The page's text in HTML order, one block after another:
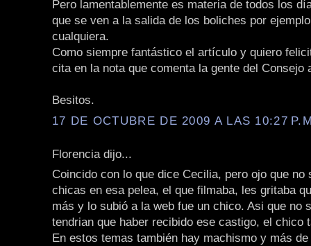
Pero lamentablemente es materia de todos los
que se ven a la salida de los boliches por
cualquiera.
Como siempre fantástico el artículo y quiero
cita en la nota que comenta la gente del Consejo
Besitos.
17 DE OCTUBRE DE 2009 A LAS 10:27
Florencia dijo...
Coincido con lo que dice Cecilia, pero ojo que no
chicas en esa pelea, el que filmaba, les gritaba
más y lo subió a la web fue un chico. Asi que no
tendrian que haber recibido ese castigo, el chico
En estos temas también hay machismo y más